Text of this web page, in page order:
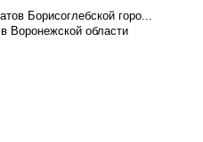
Борисоглебской горо...
Воронежской области